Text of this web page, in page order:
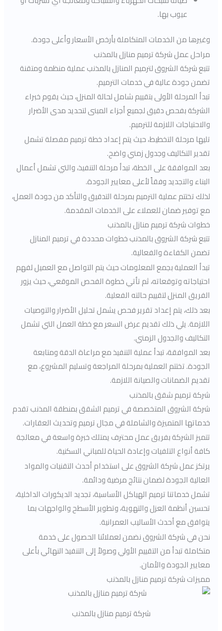
عيوب بها.
وغيرها من الخدمات المتكاملة بأرخص الأسعار وأعلى جودة.
مراحل عمل شركة ترميم منازل بالمذنب
تتبع شركة الشروق لترميم المنازل بالمذنب عملية منظمة ومتقنة
تضمن جودة عالية في خدمات الترميم.
تبدأ المرحلة الأولى بتقييم شامل لحالة المنزل، حيث يقوم خبراء
الشركة بفحص دقيق لجميع أجزاء المبنى لتحديد مدى الأضرار
والاحتياجات اللازمة للترميم.
تليها مرحلة التخطيط، حيث يتم إعداد خطة ترميم مفصلة تشمل
تقدير التكاليف وجدول زمني واضح.
بعد الموافقة على الخطة، تبدأ مرحلة التنفيذ، والتي تشمل أعمال
البناء والتجديد وفقاً لأعلى معايير الجودة.
لذلك تختتم عملية الترميم بمرحلة التدقيق والتأكد من جودة العمل،
مع توفير ضمان للعملاء على الخدمات المقدمة.
خطوات شركة ترميم منازل بالمذنب
تتبع شركة الشروق بالمذنب خطوات محددة في ترميم المنازل
تضمن الكفاءة والفعالية.
تبدأ العملية بجمع المعلومات حيث يتم التواصل مع العميل لفهم
احتياجاته وتوقعاته، ثم تأتي خطوة الفحص الموقعي، حيث يزور
الفريق المنزل لتقييم حالته الفعلية.
بعد ذلك، يتم إعداد تقرير فحص يشمل تحليل الأضرار والتوصيات
اللازمة. يلي ذلك تقديم عرض السعر مع خطة العمل التي تشمل
التكاليف والجدول الزمني.
بعد الموافقة، تبدأ عملية التنفيذ مع مراعاة الدقة ومتابعة
الجودة. تختتم العملية بمرحلة المراجعة وتسليم المشروع، مع
تقديم الضمانات والصيانة اللازمة.
شركة ترميم شقق بالمذنب
شركة الشروق المتخصصة في ترميم الشقق بمنطقة المذنب تقدم
خدماتها المتميزة والشاملة في مجال ترميم وتحديث العقارات.
تتميز الشركة بفريق عمل محترف يمتلك خبرة واسعة في معالجة
كافة أنواع التلفيات وإعادة الحياة للمباني السكنية.
يرتكز عمل شركة الشروق على استخدام أحدث التقنيات والمواد
العالية الجودة لضمان نتائج مرضية ودائمة.
تشمل خدماتنا ترميم الهياكل الأساسية، تجديد الديكورات الداخلية،
تحسين أنظمة العزل والتهوية، وتطوير الأسطح والواجهات بما
يتوافق مع أحدث الأساليب العمرانية.
نحن في شركة الشروق نضمن لعملائنا الحصول على خدمة
متكاملة تبدأ من التقييم الأولي وصولاً إلى التنفيذ النهائي بأعلى
معايير الجودة والأمان.
مميزات شركة ترميم منازل بالمذنب
شركة ترميم منازل بالمذنب